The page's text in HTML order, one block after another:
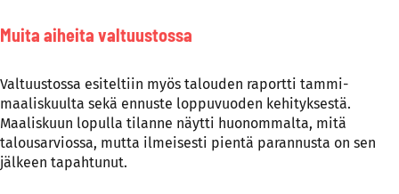
Muita aiheita valtuustossa
Valtuustossa esiteltiin myös talouden raportti tammi-
maaliskuulta sekä ennuste loppuvuoden kehityksestä.
Maaliskuun lopulla tilanne näytti huonommalta, mitä
talousarviossa, mutta ilmeisesti pientä parannusta on sen
jälkeen tapahtunut.